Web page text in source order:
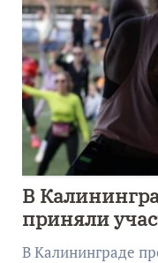
В
приняли
забеге
В Калининграде